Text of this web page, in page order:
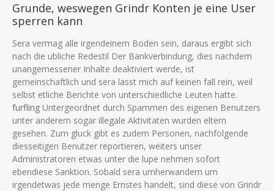
Grunde, weswegen Grindr Konten je eine User
sperren kann
Sera vermag alle irgendeinem Boden sein, daraus ergibt sich
nach die ubliche Redestil Der Bankverbindung, dies nachdem
unangemessener Inhalte deaktiviert werde, ist
gemeinschaftlich und sera lasst mich auf keinen fall rein, weil
selbst etliche Berichte von unterschiedliche Leuten hatte.
furfling Untergeordnet durch Spammen des eigenen Benutzers
unter anderem sogar illegale Aktivitaten wurden eltern
gesehen. Zum gluck gibt es zudem Personen, nachfolgende
diesseitigen Benutzer reportieren, weiters unser
Administratoren etwas unter die lupe nehmen sofort
ebendiese Sanktion. Sobald sera umherwandern um
irgendetwas jede menge Ernstes handelt, sind diese von Grindr